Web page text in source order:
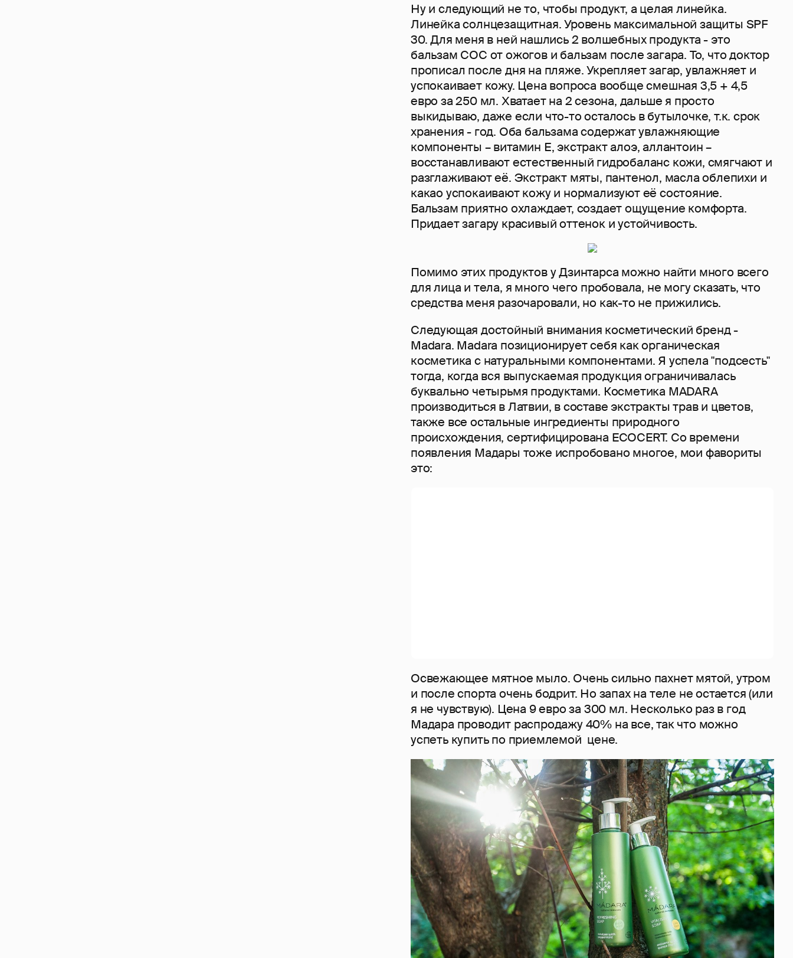
Ну и следующий не то, чтобы продукт, а целая линейка.
Линейка солнцезащитная. Уровень максимальной защиты SPF
30. Для меня в ней нашлись 2 волшебных продукта - это
бальзам СОС от ожогов и бальзам после загара. То, что доктор
прописал после дня на пляже. Укрепляет загар, увлажняет и
успокаивает кожу. Цена вопроса вообще смешная 3,5 + 4,5
евро за 250 мл. Хватает на 2 сезона, дальше я просто
выкидываю, даже если что-то осталось в бутылочке, т.к. срок
хранения - год. Оба бальзама содержат увлажняющие
компоненты – витамин Е, экстракт алоэ, аллантоин –
восстанавливают естественный гидробаланс кожи, смягчают и
разглаживают её. Экстракт мяты, пантенол, масла облепихи и
какао успокаивают кожу и нормализуют её состояние.
Бальзам приятно охлаждает, создает ощущение комфорта.
Придает загару красивый оттенок и устойчивость.
Помимо этих продуктов у Дзинтарса можно найти много всего
для лица и тела, я много чего пробовала, не могу сказать, что
средства меня разочаровали, но как-то не прижились.
Следующая достойный внимания косметический бренд -
Madara. Madara позиционирует себя как органическая
косметика с натуральными компонентами. Я успела "подсесть"
тогда, когда вся выпускаемая продукция ограничивалась
буквально четырьмя продуктами. Косметика MADARA
производиться в Латвии, в составе экстракты трав и цветов,
также все остальные ингредиенты природного
происхождения, сертифицирована ECOCERT. Со времени
появления Мадары тоже испробовано многое, мои фавориты
это:
Освежающее мятное мыло. Очень сильно пахнет мятой, утром
и после спорта очень бодрит. Но запах на теле не остается (или
я не чувствую). Цена 9 евро за 300 мл. Несколько раз в год
Мадара проводит распродажу 40% на все, так что можно
успеть купить по приемлемой цене.